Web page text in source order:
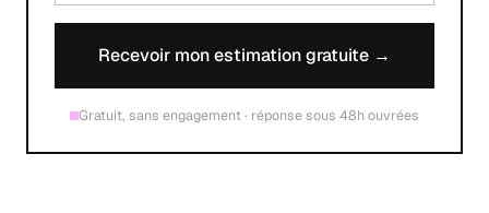
Recevoir mon estimation gratuite →
Gratuit, sans engagement · réponse sous 48h ouvrées